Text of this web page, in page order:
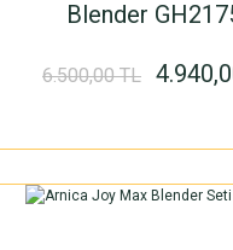
Blender
6.500,00 TL